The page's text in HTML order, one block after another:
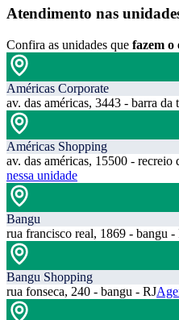
Atendimento nas
Confira as unidades que fazem o
Américas Corporate
av. das américas, 3443 - barra da
Américas Shopping
av. das américas, 15500 - recreio
nessa unidade
Bangu
rua francisco real, 1869 - bangu -
Bangu Shopping
rua fonseca, 240 - bangu - RJ